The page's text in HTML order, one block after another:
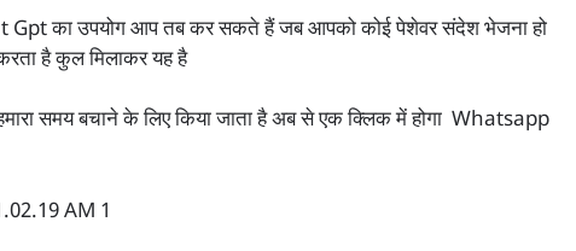
Gpt का उपयोग आप तब कर सकते हैं जब आपको कोई पेशेवर संदेश भेजना हो
है कुल मिलाकर यह है
समय बचाने के लिए किया जाता है अब से एक क्लिक में होगा Whatsapp